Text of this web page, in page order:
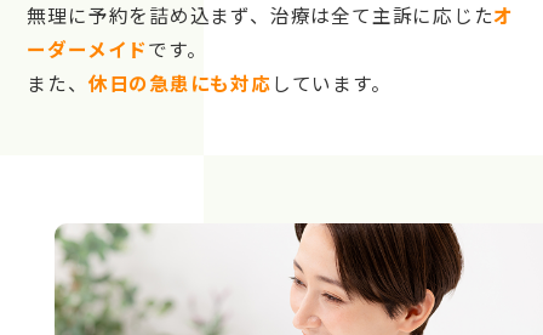
無理に予約を詰め込まず、治療は全て主訴に応じたオ
ーダーメイドです。
また、 休日の急患にも対応しています。